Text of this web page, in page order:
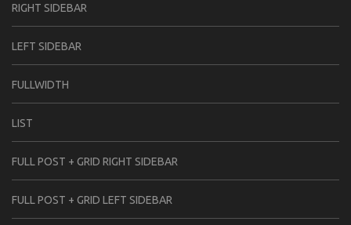
RIGHT SIDEBAR
LEFT SIDEBAR
FULLWIDTH
LIST
FULL POST + GRID RIGHT SIDEBAR
FULL POST + GRID LEFT SIDEBAR